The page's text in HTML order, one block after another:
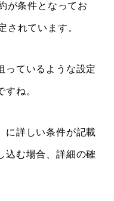
が条件となってお
されています。
っているような設定
ね。
に詳しい条件が記載
込む場合、詳細の確